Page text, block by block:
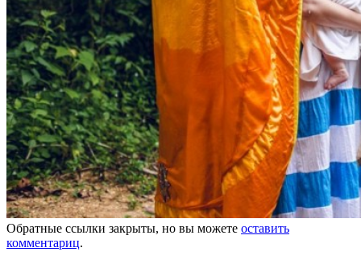
Обратные ссылки закрыты, но вы можете оставить
комментариц.